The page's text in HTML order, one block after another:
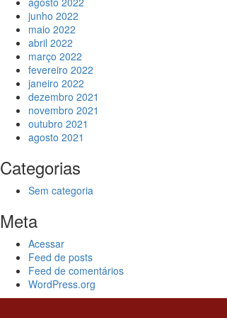
junho 2022
maio 2022
abril 2022
março 2022
fevereiro 2022
janeiro 2022
dezembro 2021
novembro 2021
outubro 2021
agosto 2021
Categorias
Sem categoria
Meta
Acessar
Feed de posts
Feed de comentários
WordPress.org